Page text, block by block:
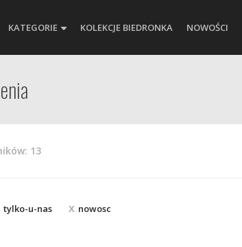
KATEGORIE KOLEKCJE BIEDRONKA NOWOŚCI
13Posortowane
tylko-u-nas nowosc